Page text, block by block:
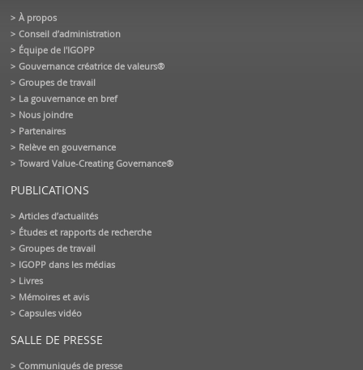
À propos
Conseil d’administration
Équipe de l'IGOPP
Gouvernance créatrice de valeurs®
Groupes de travail
La gouvernance en bref
Nous joindre
Partenaires
Relève en gouvernance
Toward Value-Creating Governance®
PUBLICATIONS
Articles d’actualités
Études et rapports de recherche
Groupes de travail
IGOPP dans les médias
Livres
Mémoires et avis
Capsules vidéo
SALLE DE PRESSE
Communiqués de presse